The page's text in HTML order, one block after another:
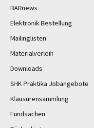
BARnews
Elektronik Bestellung
Mailinglisten
Materialverleih
Downloads
SHK Praktika Jobangebote
Klausurensammlung
Fundsachen